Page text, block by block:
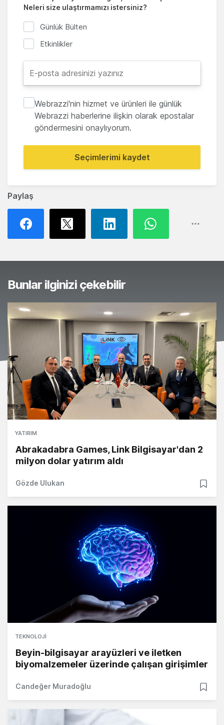
Paylaş
Neleri size ulaştırmamızı istersiniz?
Günlük Bülten
Etkinlikler
Webrazzi'nin hizmet ve ürünleri ile günlük
Webrazzi haberlerine ilişkin olarak epostalar
göndermesini onaylıyorum.
Seçimlerimi kaydet
Bunlar ilginizi çekebilir
YATIRIM
Abrakadabra Games, Link Bilgisayar'dan 2
milyon dolar yatırım aldı
Gözde Ulukan
TEKNOLOJI
Beyin-bilgisayar arayüzleri ve iletken
biyomalzemeler üzerinde çalışan girişimler
Candeğer Muradoğlu